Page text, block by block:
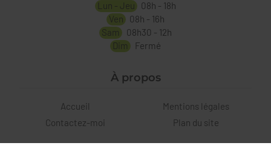
Lun - Jeu
08h - 18h
Ven
08h - 16h
Sam
08h30 - 12h
Dim
Fermé
À propos
Accueil
Contactez-moi
Mentions légales
Plan du site